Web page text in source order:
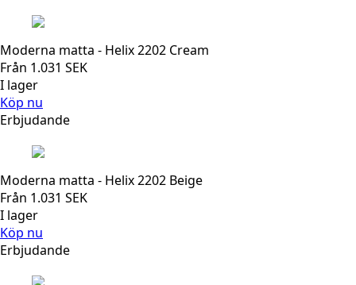
Moderna matta - Helix 2202 Cream
Från 1.031 SEK
I lager
Köp nu
Erbjudande
Moderna matta - Helix 2202 Beige
Från 1.031 SEK
I lager
Köp nu
Erbjudande